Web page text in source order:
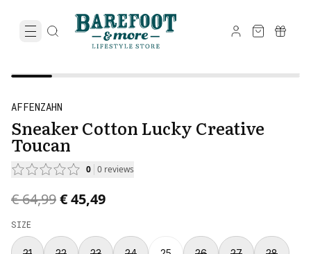
AFFENZAHN
Sneaker Cotton Lucky Creative
Toucan
0 0 reviews
Original price was € 64,99.
€ 64,99Current price is € 45,49.
€ 45,49
SIZE